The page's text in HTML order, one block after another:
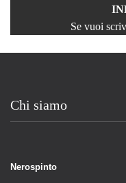
Se vuoi
Chi siamo
Nerospinto